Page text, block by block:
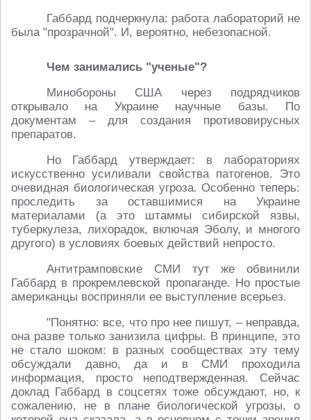
Габбард подчеркнула: работа лабораторий не
была "прозрачной". И, вероятно, небезопасной.
Чем занимались "ученые"?
Минобороны США через подрядчиков
открывало на Украине научные базы. По
документам – для создания противовирусных
препаратов.
Но Габбард утверждает: в лабораториях
искусственно усиливали свойства патогенов. Это
очевидная биологическая угроза. Особенно теперь:
проследить за оставшимися на Украине
материалами (а это штаммы сибирской язвы,
туберкулеза, лихорадок, включая Эболу, и многого
другого) в условиях боевых действий непросто.
Антитрамповские СМИ тут же обвинили
Габбард в прокремлевской пропаганде. Но простые
американцы восприняли ее выступление всерьез.
"Понятно: все, что про нее пишут, – неправда,
она разве только занизила цифры. В принципе, это
не стало шоком: в разных сообществах эту тему
обсуждали давно, да и в СМИ проходила
информация, просто неподтвержденная. Сейчас
доклад Габбард в соцсетях тоже обсуждают, но, к
сожалению, не в плане биологической угрозы, о